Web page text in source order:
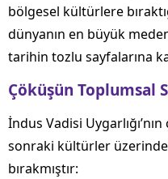
bölgesel kültürlere
dünyanın en büyük
tarihin tozlu sayfalarına
Çöküşün Toplumsal
İndus Vadisi
sonraki kültürler üzerinde
bırakmıştır: